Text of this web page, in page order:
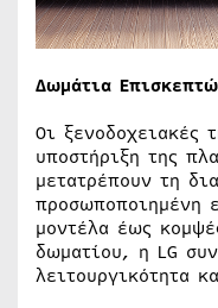
Δωμάτια
Οι ξενοδοχειακές
υποστήριξη της
μετατρέπουν τη
προσωποποιημένη
μοντέλα έως
δωματίου, η LG
λειτουργικότητα